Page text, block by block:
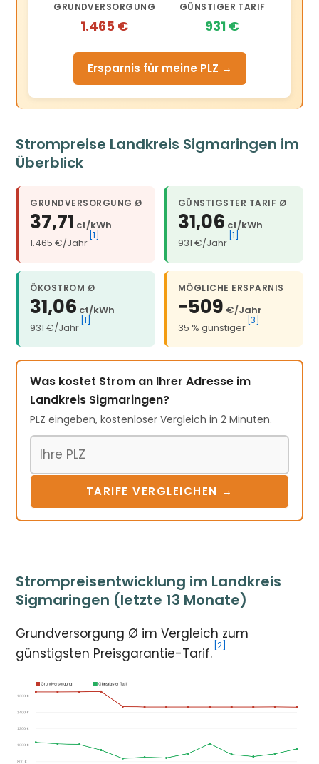
GRUNDVERSORGUNG
1.465 €
GÜNSTIGER TARIF
931 €
Ersparnis für meine PLZ →
Strompreise Landkreis Sigmaringen im
Überblick
GRUNDVERSORGUNG Ø
37,71 ct/kWh
1.465 €/Jahr
[1]
GÜNSTIGSTER TARIF Ø
31,06 ct/kWh
931 €/Jahr
[1]
ÖKOSTROM Ø
31,06 ct/kWh
931 €/Jahr
[1]
MÖGLICHE ERSPARNIS
−509 €/Jahr
35 % günstiger
[3]
Was kostet Strom an Ihrer Adresse im
Landkreis Sigmaringen?
PLZ eingeben, kostenloser Vergleich in 2 Minuten.
TARIFE VERGLEICHEN →
Strompreisentwicklung im Landkreis
Sigmaringen (letzte 13 Monate)
Grundversorgung Ø im Vergleich zum
günstigsten Preisgarantie-Tarif. [2]